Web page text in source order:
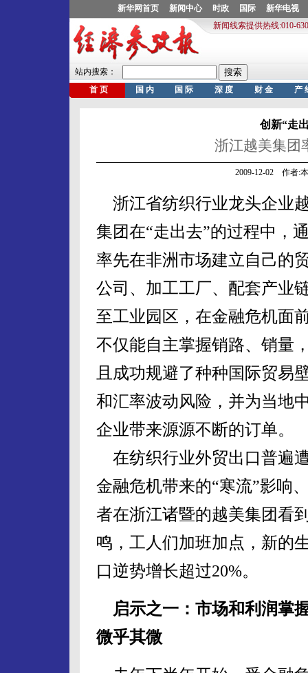
创新“走
浙江越美集团
2009-12-02 作者:
浙江省纺织行业龙头企业
集团在“走出去”的过程中，
率先在非洲市场建立自己的
公司、加工工厂、配套产业
至工业园区，在金融危机面
不仅能自主掌握销路、销量
且成功规避了种种国际贸易
和汇率波动风险，并为当地
企业带来源源不断的订单。
在纺织行业外贸出口普遍
金融危机带来的“寒流”影响
者在浙江诸暨的越美集团看
鸣，工人们加班加点，新的
口逆势增长超过20%。
启示之一：市场和利润掌
微乎其微